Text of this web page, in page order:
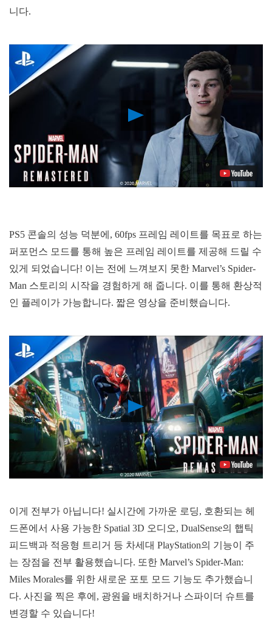
니다.
PS5 콘솔의 성능 덕분에, 60fps 프레임 레이트를 목표로 하는
퍼포먼스 모드를 통해 높은 프레임 레이트를 제공해 드릴 수
있게 되었습니다! 이는 전에 느껴보지 못한 Marvel’s Spider-
Man 스토리의 시작을 경험하게 해 줍니다. 이를 통해 환상적
인 플레이가 가능합니다. 짧은 영상을 준비했습니다.
Play
Video
이게 전부가 아닙니다! 실시간에 가까운 로딩, 호환되는 헤
드폰에서 사용 가능한 Spatial 3D 오디오, DualSense의 햅틱
피드백과 적응형 트리거 등 차세대 PlayStation의 기능이 주
는 장점을 전부 활용했습니다. 또한 Marvel’s Spider-Man:
Miles Morales를 위한 새로운 포토 모드 기능도 추가했습니
다. 사진을 찍은 후에, 광원을 배치하거나 스파이더 슈트를
변경할 수 있습니다!